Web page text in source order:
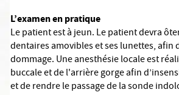
L’examen en pratique
Le patient est à jeun. Le patient devra
dentaires amovibles et ses lunettes, afin
dommage. Une anesthésie locale est
buccale et de l'arrière gorge afin
et de rendre le passage de la sonde